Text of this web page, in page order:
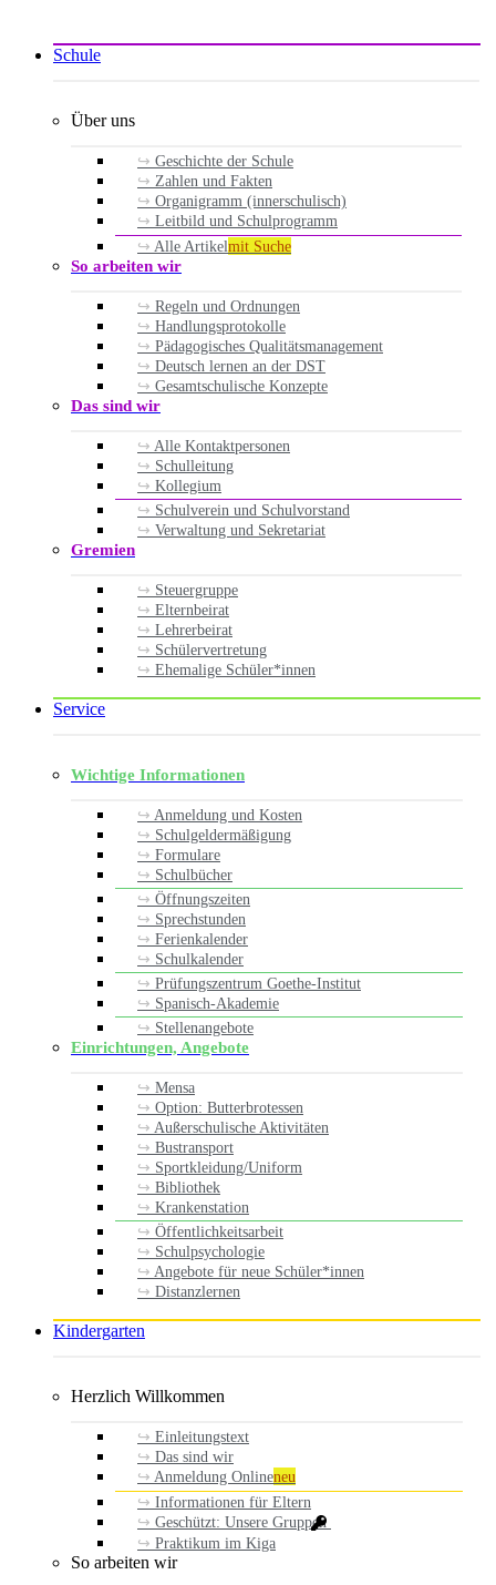
Schule
Über uns
Geschichte der Schule
Zahlen und Fakten
Organigramm (innerschulisch)
Leitbild und Schulprogramm
Alle Artikelmit Suche
So arbeiten wir
Regeln und Ordnungen
Handlungsprotokolle
Pädagogisches Qualitätsmanagement
Deutsch lernen an der DST
Gesamtschulische Konzepte
Das sind wir
Alle Kontaktpersonen
Schulleitung
Kollegium
Schulverein und Schulvorstand
Verwaltung und Sekretariat
Gremien
Steuergruppe
Elternbeirat
Lehrerbeirat
Schülervertretung
Ehemalige Schüler*innen
Service
Wichtige Informationen
Anmeldung und Kosten
Schulgeldermäßigung
Formulare
Schulbücher
Öffnungszeiten
Sprechstunden
Ferienkalender
Schulkalender
Prüfungszentrum Goethe-Institut
Spanisch-Akademie
Stellenangebote
Einrichtungen, Angebote
Mensa
Option: Butterbrotessen
Außerschulische Aktivitäten
Bustransport
Sportkleidung/Uniform
Bibliothek
Krankenstation
Öffentlichkeitsarbeit
Schulpsychologie
Angebote für neue Schüler*innen
Distanzlernen
Kindergarten
Herzlich Willkommen
Einleitungstext
Das sind wir
Anmeldung Onlineneu
Informationen für Eltern
Geschützt: Unsere Gruppen
Praktikum im Kiga
So arbeiten wir